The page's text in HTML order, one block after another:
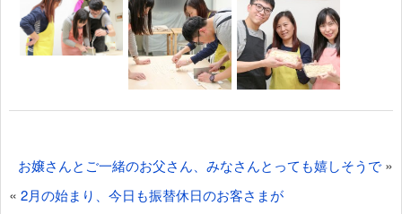
投
稿
お嬢さんとご一緒のお父さん、みなさんとっても嬉しそうで »
« 2月の始まり、今日も振替休日のお客さまが